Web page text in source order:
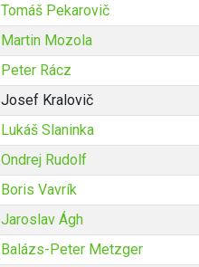
Tomáš Pekarovič
Martin Mozola
Peter Rácz
Josef Kralovič
Lukáš Slaninka
Ondrej Rudolf
Boris Vavrík
Jaroslav Ágh
Balázs-Peter Metzger